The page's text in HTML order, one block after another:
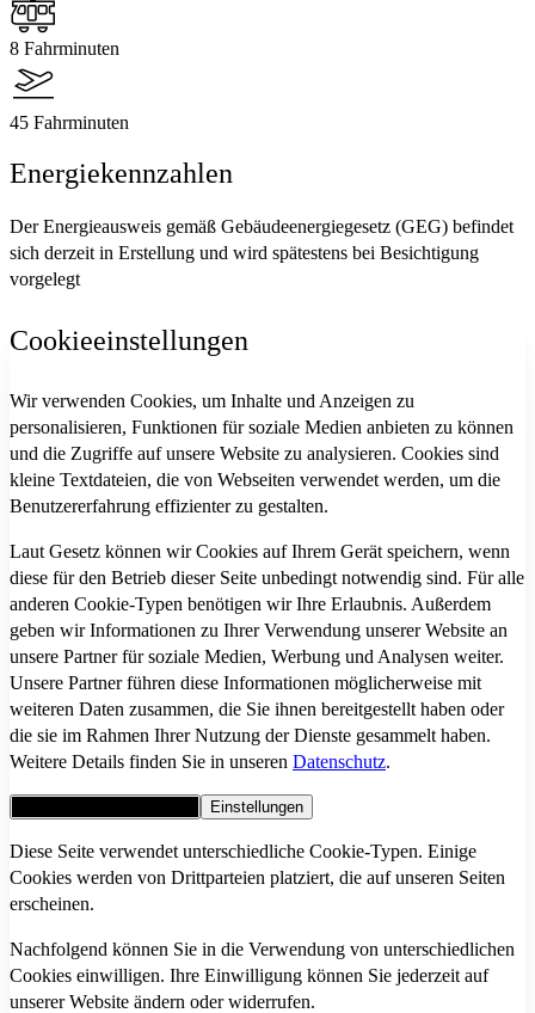
8 Fahrminuten
45 Fahrminuten
Energiekennzahlen
Der Energieausweis gemäß Gebäudeenergiegesetz (GEG) befindet
sich derzeit in Erstellung und wird spätestens bei Besichtigung
vorgelegt
Cookieeinstellungen
Wir verwenden Cookies, um Inhalte und Anzeigen zu
personalisieren, Funktionen für soziale Medien anbieten zu können
und die Zugriffe auf unsere Website zu analysieren. Cookies sind
kleine Textdateien, die von Webseiten verwendet werden, um die
Benutzererfahrung effizienter zu gestalten.
Laut Gesetz können wir Cookies auf Ihrem Gerät speichern, wenn
diese für den Betrieb dieser Seite unbedingt notwendig sind. Für alle
anderen Cookie-Typen benötigen wir Ihre Erlaubnis. Außerdem
geben wir Informationen zu Ihrer Verwendung unserer Website an
unsere Partner für soziale Medien, Werbung und Analysen weiter.
Unsere Partner führen diese Informationen möglicherweise mit
weiteren Daten zusammen, die Sie ihnen bereitgestellt haben oder
die sie im Rahmen Ihrer Nutzung der Dienste gesammelt haben.
Weitere Details finden Sie in unseren Datenschutz.
Einstellungen
Diese Seite verwendet unterschiedliche Cookie-Typen. Einige
Cookies werden von Drittparteien platziert, die auf unseren Seiten
erscheinen.
Nachfolgend können Sie in die Verwendung von unterschiedlichen
Cookies einwilligen. Ihre Einwilligung können Sie jederzeit auf
unserer Website ändern oder widerrufen.